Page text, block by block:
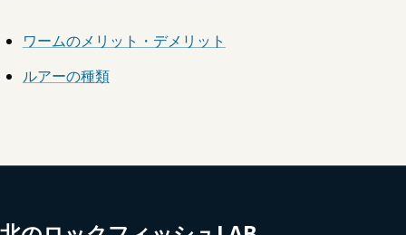
ワームのメリット・デメリット
ルアーの種類